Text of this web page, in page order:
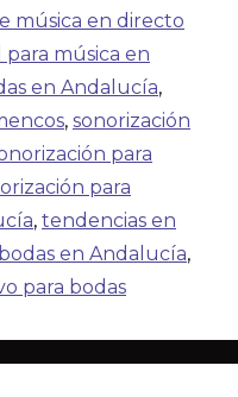
música en directo
música en
en Andalucía,
, sonorización
para
para
, tendencias en
en Andalucía,
para bodas